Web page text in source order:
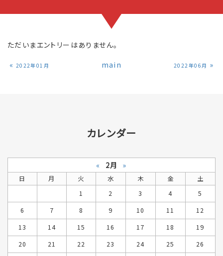
ただいまエントリーはありません。
« 2022年01月 main 2022年06月 »
カレンダー
« 2月 »
日 月 火 水 木 金
土
1
2 3 4
5
6
7 8 9 10 11
12
13
14 15 16 17 18
19
20
21 22 23 24 25
26